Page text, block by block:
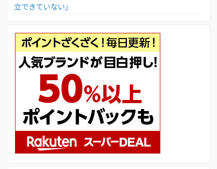
立できていない」